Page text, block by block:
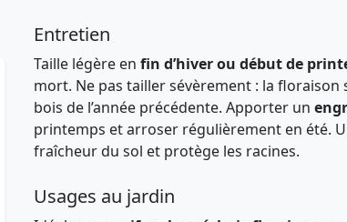
Entretien
Taille légère en fin d’hiver ou début de
mort. Ne pas tailler sévèrement : la floraison
bois de l’année précédente. Apporter un
printemps et arroser régulièrement en été.
fraîcheur du sol et protège les racines.
Usages au jardin